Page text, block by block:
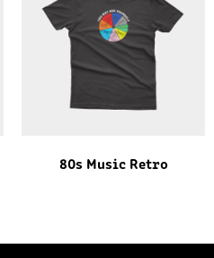
80s Music Retro